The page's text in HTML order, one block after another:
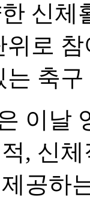
신체
로
축
이날
, 신
공하